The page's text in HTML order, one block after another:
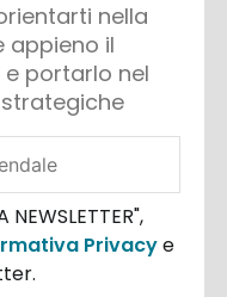
nella
appieno il
portarlo nel
Privacye